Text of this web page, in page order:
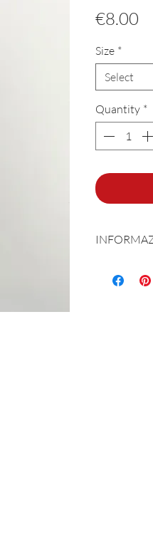
€8.00
Size *
Select
Quantity *
90% Fillo